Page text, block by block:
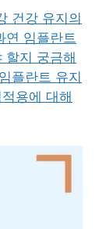
건강 유지의
연 임플란트
할지 궁금해
플란트 유지
용에 대해